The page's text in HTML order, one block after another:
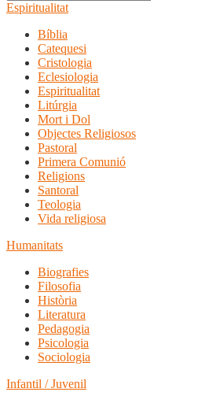
Espiritualitat
Bíblia
Catequesi
Cristologia
Eclesiologia
Espiritualitat
Litúrgia
Mort i Dol
Objectes Religiosos
Pastoral
Primera Comunió
Religions
Santoral
Teologia
Vida religiosa
Humanitats
Biografies
Filosofia
Història
Literatura
Pedagogia
Psicologia
Sociologia
Infantil / Juvenil